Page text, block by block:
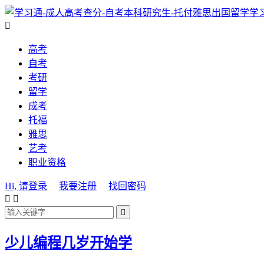
学

高考
自考
考研
留学
成考
托福
雅思
艺考
职业资格
Hi, 请登录 我要注册
找回密码
 

少儿编程几岁开始学